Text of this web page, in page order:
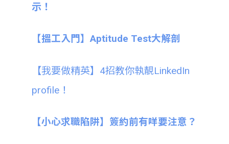
示！
【搵工入門】Aptitude Test大解剖
【我要做精英】4招教你執靚LinkedIn
profile！
【小心求職陷阱】簽約前有咩要注意？